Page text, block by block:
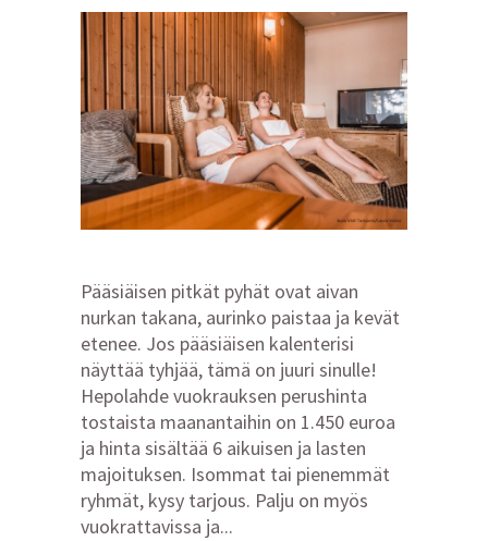
Pääsiäisen pitkät pyhät ovat aivan
nurkan takana, aurinko paistaa ja kevät
etenee. Jos pääsiäisen kalenterisi
näyttää tyhjää, tämä on juuri sinulle!
Hepolahde vuokrauksen perushinta
tostaista maanantaihin on 1.450 euroa
ja hinta sisältää 6 aikuisen ja lasten
majoituksen. Isommat tai pienemmät
ryhmät, kysy tarjous. Palju on myös
vuokrattavissa ja...